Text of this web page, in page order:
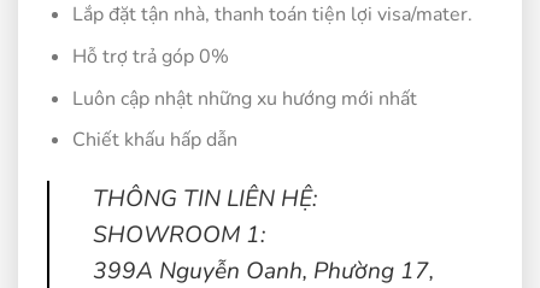
Lắp đặt tận nhà, thanh toán tiện lợi visa/mater.
Hỗ trợ trả góp 0%
Luôn cập nhật những xu hướng mới nhất
Chiết khấu hấp dẫn
THÔNG TIN LIÊN HỆ:
SHOWROOM 1:
399A Nguyễn Oanh, Phường 17,